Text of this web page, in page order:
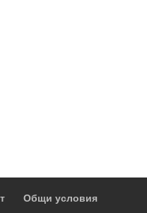
Общи условия